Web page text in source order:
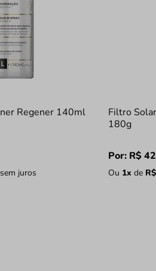
Regener 140ml
sem juros
Filtro
180g
Por: R$ 42
Ou 1x de R$